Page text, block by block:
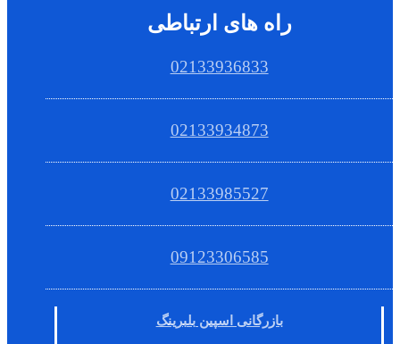
راه های ارتباطی
02133936833
02133934873
02133985527
09123306585
بازرگانی اسپین بلبرینگ